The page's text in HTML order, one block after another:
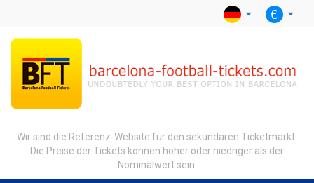
Wir sind die Referenz-Website für den sekundären Ticketmarkt.
Die Preise der Tickets können höher oder niedriger als der
Nominalwert sein.